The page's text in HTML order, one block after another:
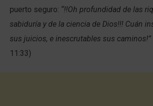
puerto seguro: “!!Oh profundidad de las
sabiduría y de la ciencia de Dios!!! Cuán
sus juicios, e inescrutables sus caminos!”
11:33)